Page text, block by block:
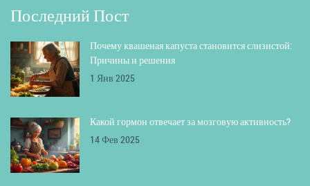
Последний Пост
Почему квашеная капуста становится слизистой:
Причины и решения
1 Янв 2025
Какой гормон отвечает за мозговую активность?
14 Фев 2025